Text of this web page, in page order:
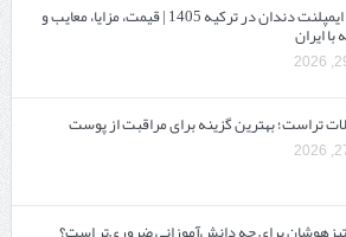
هزینه ایمپلنت دندان در ترکیه 1405 | قیمت، مزایا، معایب و
ایران
تراست؛ بهترین گزینه برای مراقبت از پوست